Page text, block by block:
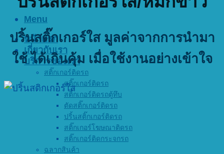
Menu
หน้าแรก
เกี่ยวกับเรา
บริการของเรา
สติ๊กเกอร์ติดรถ
สติ๊กเกอร์ติดรถ
สติ๊กเกอร์ติดรถตู้ทึบ
ตัดสติ๊กเกอร์ติดรถ
ปริ้นสติ๊กเกอร์ติดรถ
สติ๊กเกอร์โฆษณาติดรถ
สติ๊กเกอร์ติดกระจกรถ
ฉลากสินค้า
ปริ้นสติ๊กเกอร์ใส มูลค่าจากการนำมา
ใช้ ได้เกินคุ้ม เมื่อใช้งานอย่างเข้าใจ